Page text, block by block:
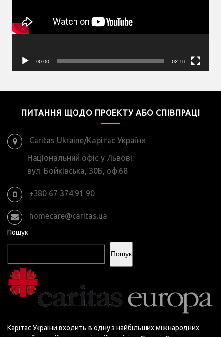
00:00 02:18
ПИТАННЯ ЩОДО ПРОЕКТУ АБО СПІВПРАЦІ
Caritas Ukraine/Карітас України
Національний офіс у Львові:
вул. Бойківська, 30Б, оф.68
+380 67 374 91 90
homecare@caritas.ua
Пошук
Пошук
Карітас України входить в одну з найбільших міжнародних